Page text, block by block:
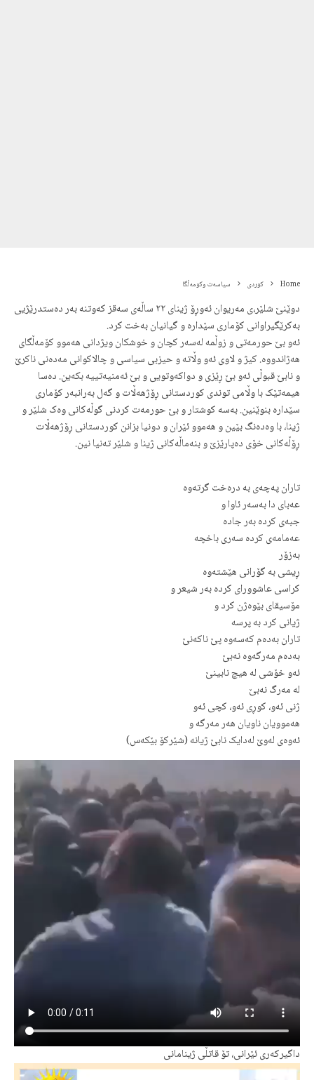
Home کوردی سیاسەت وکومەڵگا
دوێنێ شلێر،ی مەریوان ئەوڕۆ ژینای ٢٢ ساڵەی سەقز کەوتنە بەر دەستدرێژیی
بەکرێگیراوانی کۆماری سێدارە و گیانیان بەخت کرد.
ئەو بێ حورمەتی و زوڵمە لەسەر کچان و خوشکان ویژدانی هەموو کۆمەڵگای
هەژاندووە. کیژ و لاوی ئەو وڵاتە و حیزبی سیاسی و چالاکوانی مەدەنی ناکرێ
و نابێ قبوڵی ئەو بێ ڕێزی و دواکەوتویی و بێ ئەمنیەتییە بکەین. دەسا
هیمەتێک با وڵامی توندی کوردستانی ڕۆژهەڵات و گەل بەرانبەر کۆماری
سێدارە بنوێنین. بەسە کوشتار و بێ حورمەت کردنی گوڵەکانی وەک شلێر و
ژینا، با وەدەنگ بێین و هەموو ئێران و دونیا بزانن کوردستانی ڕۆژهەڵات
ڕۆڵەکانی خۆی دەپارێزێ و بنەماڵەکانی ژینا و شلێر تەنیا نین.
تاران پەچەی بە درەخت گرتەوە
عەبای دا بەسەر ئاوا و
جبەی کردە بەر جادە
عەمامەی کردە سەری باخچە
بەزۆر
ڕیشی بە گۆرانی هێشتەوە
کراسی عاشوورای کردە بەر شیعر و
مۆسیقای بێوەژن کرد و
ژیانی کرد بە پرسە
تاران بەدەم کەسەوە پێ ناکەنێ
بەدەم مەرگەوە نەبێ
ئەو خۆشی لە هیچ نابینێ
لە مەرگ نەبێ
ژنی ئەو، کوڕی ئەو، کچی ئەو
هەموویان ناویان هەر مەرگە و
ئەوەی لەوێ لەدایک نابێ ژیانە (شێرکۆ بێکەس)
داگیرکەری ئێرانی، تۆ قاتڵی ژینامانی